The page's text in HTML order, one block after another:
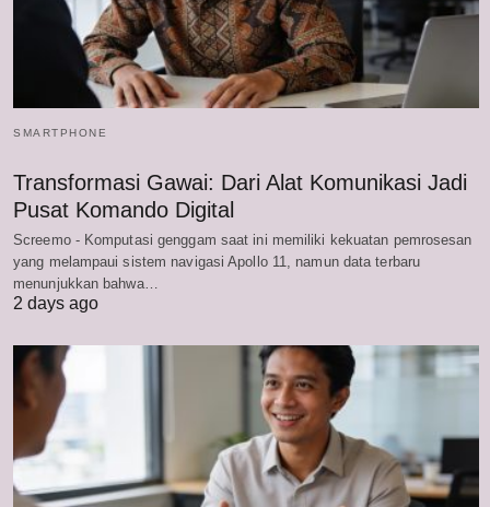
SMARTPHONE
Transformasi Gawai: Dari Alat Komunikasi Jadi
Pusat Komando Digital
Screemo - Komputasi genggam saat ini memiliki kekuatan pemrosesan
yang melampaui sistem navigasi Apollo 11, namun data terbaru
menunjukkan bahwa…
2 days ago